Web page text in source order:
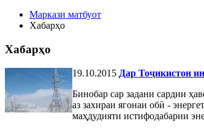
Маркази матбуот
Хабарҳо
Хабарҳо
19.10.2015 Дар Тоҷикистон
Бинобар сар задани сардии
аз захираи ягонаи обӣ -
маҳдудияти истифодабарии